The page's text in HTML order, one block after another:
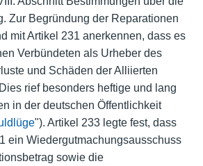
Zur Begründung der Reparationen
mit Artikel 231 anerkennen, dass es
Verbündeten als Urheber des
und Schäden der Alliierten
rief besonders heftige und lang
in der deutschen Öffentlichkeit
"). Artikel 233 legte fest, dass
ein Wiedergutmachungsausschuss
sowie die